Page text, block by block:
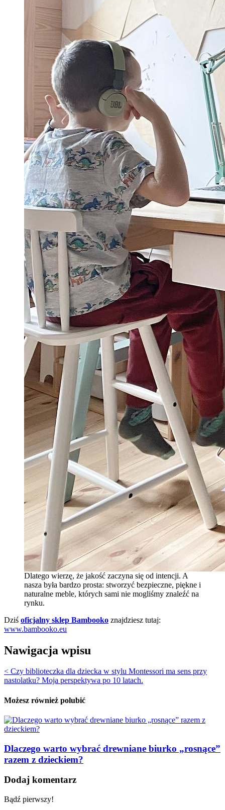
Dlatego wierzę, że jakość zaczyna się od intencji. A
nasza była bardzo prosta: stworzyć bezpieczne, piękne i
naturalne meble, których sami nie mogliśmy znaleźć na
rynku.
Dziś oficjalny sklep Bambooko znajdziesz tutaj:
www.bambooko.eu
Nawigacja wpisu
< Czy biblioteczka dla dziecka w stylu Montessori ma sens przy
nastolatku? Moja perspektywa po 10 latach.
Możesz również polubić
Dlaczego warto wybrać drewniane biurko „rosnące”
razem z dzieckiem?
Dodaj komentarz
Bądź pierwszy!